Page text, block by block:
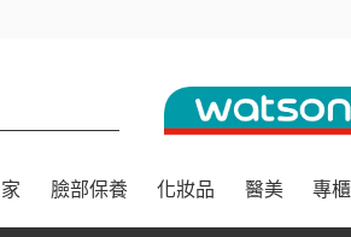
臉部保養 化妝品 醫美 專櫃